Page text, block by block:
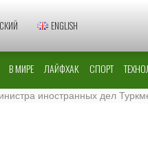
ENGLISH
В МИРЕ ЛАЙФХАК СПОРТ
дел